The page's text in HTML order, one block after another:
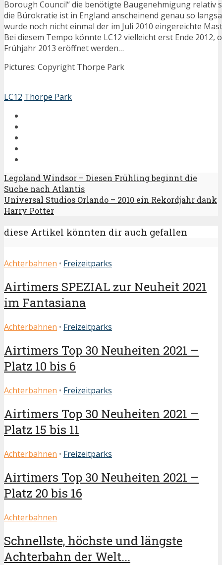
Borough Council“ die benötigte Baugenehmigung relativ
die Bürokratie ist in England anscheinend genau so
wurde noch nicht einmal der im Juli 2010 eingereichte
Bei diesem Tempo könnte LC12 vielleicht erst Ende 2012,
Frühjahr 2013 eröffnet werden…
Pictures: Copyright Thorpe Park
LC12 Thorpe Park
Legoland Windsor – Diesen Frühling beginnt die
Suche nach Atlantis
Universal Studios Orlando – 2010 ein Rekordjahr dank
Harry Potter
diese Artikel könnten dir auch gefallen
Achterbahnen • Freizeitparks
Airtimers SPEZIAL zur Neuheit 2021
im Fantasiana
Achterbahnen • Freizeitparks
Airtimers Top 30 Neuheiten 2021 –
Platz 10 bis 6
Achterbahnen • Freizeitparks
Airtimers Top 30 Neuheiten 2021 –
Platz 15 bis 11
Achterbahnen • Freizeitparks
Airtimers Top 30 Neuheiten 2021 –
Platz 20 bis 16
Achterbahnen
Schnellste, höchste und längste
Achterbahn der Welt...